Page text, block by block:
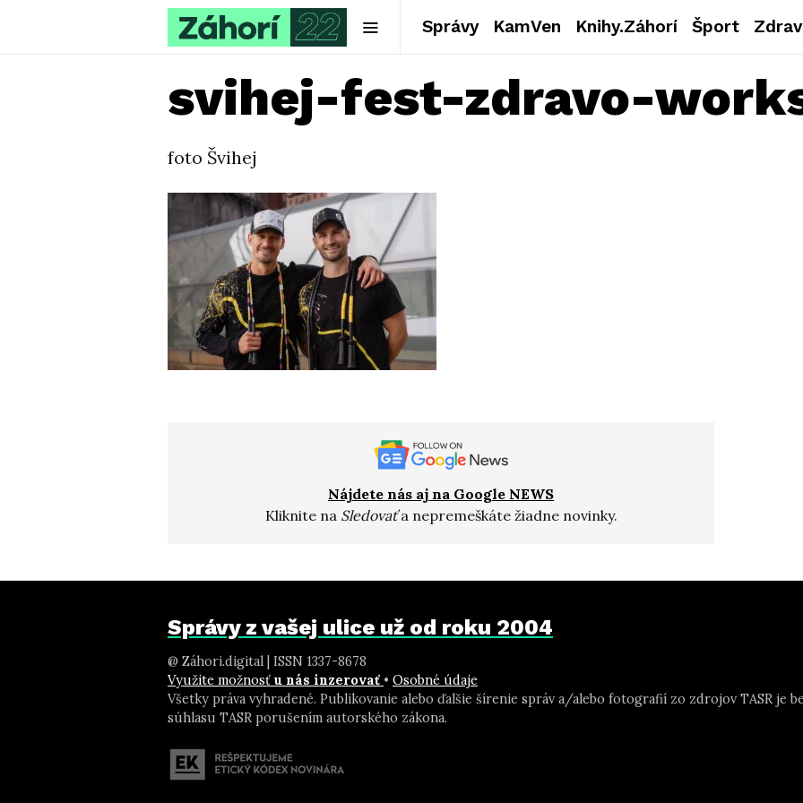
Správy KamVen Knihy.Záhorí Šport
svihej-fest-zdravo-
foto Švihej
Nájdete nás aj na Google NEWS
Kliknite na Sledovaťa nepremeškáte žiadne novinky.
Správy z vašej ulice už od roku 2004
@ Záhori.digital | ISSN 1337-8678
Využite možnosť u nás inzerovať • Osobné údaje
Všetky práva vyhradené. Publikovanie alebo ďalšie šírenie správ a/alebo fotografií zo zdrojov TASR je
súhlasu TASR porušením autorského zákona.